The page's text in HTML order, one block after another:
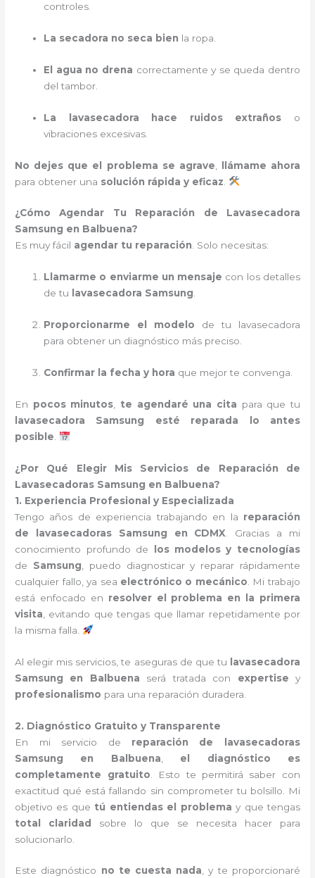
controles.
La secadora no seca bien la ropa.
El agua no drena correctamente y se queda dentro
del tambor.
La lavasecadora hace ruidos extraños o
vibraciones excesivas.
No dejes que el problema se agrave
llámame ahora
para obtener una solución rápida y eficaz
¿Cómo Agendar Tu Reparación de Lavasecadora
Samsung en Balbuena?
Es muy fácil agendar tu reparación. Solo necesitas:
Llamarme o enviarme un mensaje con los detalles
de tu
lavasecadora Samsung.
Proporcionarme el modelo de tu lavasecadora
para obtener un diagnóstico más preciso.
Confirmar la fecha y hora que mejor te convenga.
En pocos minutos te agendaré una cita para que tu
lavasecadora Samsung esté reparada lo antes
posible
¿Por Qué Elegir Mis Servicios de Reparación de
Lavasecadoras Samsung en Balbuena?
1. Experiencia Profesional y Especializada
Tengo años de experiencia trabajando en la reparación
de lavasecadoras Samsung en CDMX . Gracias a mi
conocimiento profundo de
los modelos y tecnologías
de Samsung , puedo diagnosticar y reparar rápidamente
cualquier fallo, ya sea electrónico o mecánico . Mi trabajo
está enfocado en resolver el problema en la primera
visita , evitando que tengas que llamar repetidamente por
la misma falla.
Al elegir mis servicios, te aseguras de que tu
lavasecadora
Samsung en Balbuena será tratada con expertise y
profesionalismo para una reparación duradera.
2. Diagnóstico Gratuito y Transparente
En mi servicio de reparación de lavasecadoras
Samsung en Balbuena
el diagnóstico es
completamente gratuito . Esto te permitirá saber con
exactitud qué está fallando sin comprometer tu bolsillo. Mi
objetivo es que tú entiendas el problema y que tengas
total claridad sobre lo que se necesita hacer para
solucionarlo.
Este diagnóstico no te cuesta nada, y te proporcionaré